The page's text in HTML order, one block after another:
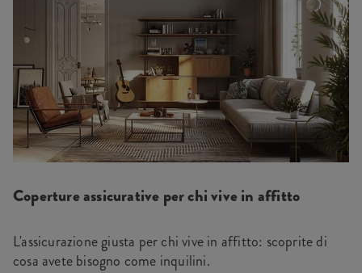
Coperture assicurative per chi vive in affitto
L'assicurazione giusta per chi vive in affitto: scoprite di
cosa avete bisogno come inquilini.